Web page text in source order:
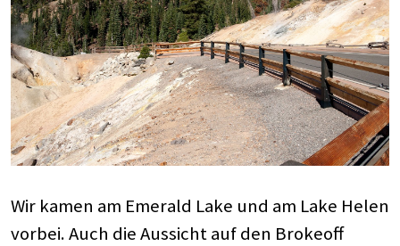
Wir kamen am Emerald Lake und am Lake Helen
vorbei. Auch die Aussicht auf den Brokeoff